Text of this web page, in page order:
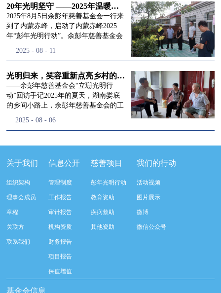
同回顾了基金会过往任期内在助学兴
教、医疗救助、公益事业普惠等多个领
域深耕耕耘的公益历程，充分肯定了第
三届理事会全体成员多年来接续付出的
民、济世利人"的慈善理念所做出的突
流程，完成了新一届治理层的选举任
命，全新的第四届理事会正式组建完
成：选举彭志兵、徐滨、彭新英、李
栋、李玲辉、郭启兴、梅鑫为余彭年慈
余彭年慈善基金会第四届理事会监事。
徐滨先生当选余彭年慈善基金会第四届
先生依次为新一任理事长徐滨先生及秘
新起点上，基金会将始终坚守创立初
心，继续沿着余彭年先生的慈善足迹稳
步前行：一方面将持续巩固已有的品牌
公益项目优势，把帮扶资源更精准地向
索适配新时代公益环境的创新路径，联
动更多社会爱心力量，搭建更透明、更
阔的角落，用实际行动践行"取之于社
会、用之于社会"的公益承诺。未来，
余彭年慈善基金会将在新一届理事会的
带领下，以更饱满的热忱投身公益慈善
残联唐婷婷理事长到场参与本次启动活
动，由衷肯定了基金会坚持二十一年深
耕光明帮扶的坚守，也向长久奔走推进
项目的我们表达了谢意。二十一年时光
市与县域，一趟趟奔赴偏远地区，只为
景，这份认可，也让我们更加笃定前行
的脚步。启动仪式落幕之后，我们没有
即刻返程，联合赤峰市残联的工作人
员、专业医护队伍走入乡间小路，随机
小路弯弯曲曲，两边是繁茂的林木，我
家中。简朴的乡村民居陈设简单，老人
往日家中大大小小的农活，全都压在了
老伴一人肩上。此前季爷爷的左眼早已
彻底失明，卧床的日子里视野一片昏
暗，行动受限再加上双目近乎失明，老
人常常对往后的生活满心忧虑。得益于
去年项目开展的右眼手术，如今他的右
眼重获视力，平日里能够看清手机屏
幕，简单的日常起居也可以自己打理不
少。聊天的时候季爷爷语气满是庆
幸：“本来走路就不利索，要是双眼都
看不见，真的不敢设想往后的日子。现
20年光明坚守 ——2025年温暖启程“彭年光明行动”内蒙赤峰
2025年8月5日余彭年慈善基金会一行来
到了内蒙赤峰，启动了内蒙赤峰2025
年“彭年光明行动”。余彭年慈善基金会
欣以及余彭年慈善基金会志愿者姜颖妍
峰市残联理事长孙德欣对我们“彭年光
明行动”给予了高度的肯定，他表示“彭
年光明行动”不仅仅是帮助白内障患者
恢复光明，最重要的是减轻了患者家庭
事业的生动体现。随后余彭年慈善基金
光明行动”在内蒙的点点滴滴，并希望
覆盖，加强术后随访与科普宣传，同时
仪式后余彭年慈善基金会一行实地探访
了项目实施的一线情况，详细了解了患
流程就诊环节。 探访结束后，我们一行
开始对参与项目的患者进行了随机的回
项目的患者进行了随机的回访。居住在
松山区三道井子村的王奶奶左眼一直视
检查治疗。村里的赵书记在走访过程中
2025 - 08 - 11
光明归来，笑容重新点亮乡村的角落
——余彭年慈善基金会“立珊光明行
动”回访手记2025年的夏天，湖南娄底
的乡间小路上，余彭年慈善基金会的工
着一份特别的牵挂，走进了一个个普通
曾经被白内障困扰的老人，在接受
发生了怎样的变化。“现在能看清菜苗
来到涟源市渡头塘乡洪家村。72岁的曾
爷爷正在自家菜地里忙碌。他曾是村里
见，另一只眼睛的视力也越来越差。以
前，他看不清鱼塘的水位，也分不清菜
术后，眼睛亮堂多了！”老人笑着说。
现在，他能清楚地看到鱼塘里鱼儿游动
杂草。尽管手部有残疾，但他在田埂上
2025 - 08 - 06
关于我们
组织架构
理事会成员
章程
关联方
联系我们
信息公开
管理制度
工作报告
审计报告
机构资质
财务报告
项目报告
保值增值
慈善项目
彭年光明行动
教育资助
疾病救助
其他资助
我们的行动
活动视频
图片展示
微博
微信公众号
基金会信息